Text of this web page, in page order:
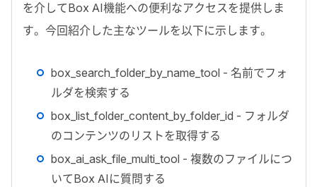
を介してBox AI機能への便利なアクセスを提供しま
す。今回紹介した主なツールを以下に示します。
box_search_folder_by_name_tool - 名前でフォ
ルダを検索する
box_list_folder_content_by_folder_id - フォルダ
のコンテンツのリストを取得する
box_ai_ask_file_multi_tool - 複数のファイルにつ
いてBox AI に質問する